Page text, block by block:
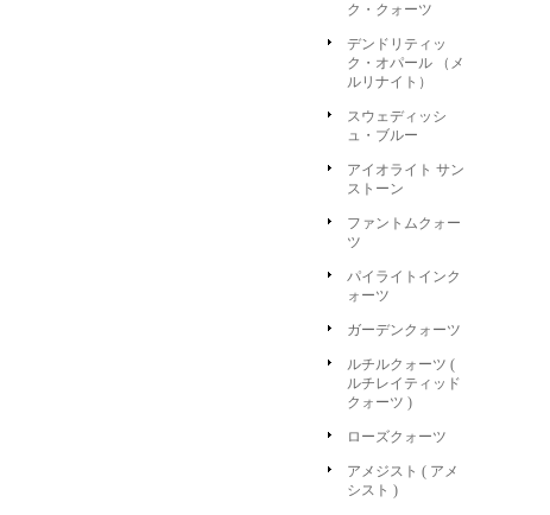
ク・クォーツ
デンドリティッ
ク・オパール （メ
ルリナイト）
スウェディッシ
ュ・ブルー
アイオライト サン
ストーン
ファントムクォー
ツ
パイライトインク
ォーツ
ガーデンクォーツ
ルチルクォーツ (
ルチレイティッド
クォーツ )
ローズクォーツ
アメジスト ( アメ
シスト )